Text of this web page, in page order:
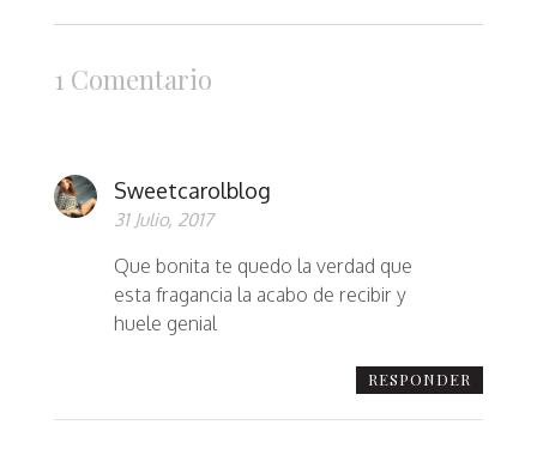
1 Comentario
Sweetcarolblog
31 Julio, 2017
Que bonita te quedo la verdad que
esta fragancia la acabo de recibir y
huele genial
RESPONDER